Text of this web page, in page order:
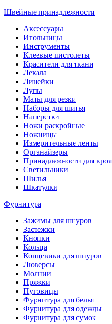
Швейные принадлежности
Аксессуары
Игольницы
Инструменты
Клеевые пистолеты
Красители для ткани
Лекала
Линейки
Лупы
Маты для резки
Наборы для шитья
Наперстки
Ножи раскройные
Ножницы
Измерительные ленты
Органайзеры
Принадлежности для кроя
Светильники
Шилья
Шкатулки
Фурнитура
Зажимы для шнуров
Застежки
Кнопки
Кольца
Концевики для шнуров
Люверсы
Молнии
Пряжки
Пуговицы
Фурнитура для белья
Фурнитура для одежды
Фурнитура для сумок